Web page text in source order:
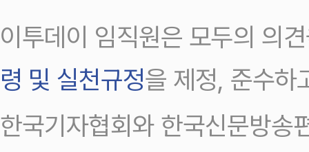
이투데이 임직원은 모두의 의
령 및 실천규정을 제정, 준수하
한국기자협회와 한국신문방송